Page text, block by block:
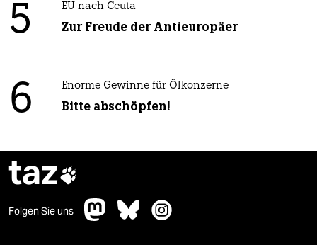
5 EU nach Ceuta
Zur Freude der Antieuropäer
6 Enorme Gewinne für Ölkonzerne
Bitte abschöpfen!
taz
Folgen Sie uns